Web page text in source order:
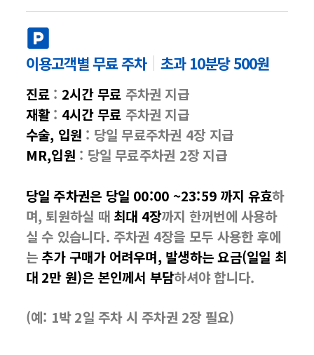
이용고객별 무료 주차 초과 10분당 500원
진료 : 2시간 무료 주차권 지급
재활 : 4시간 무료 주차권 지급
수술, 입원 : 당일 무료주차권 4장 지급
MR,입원 : 당일 무료주차권 2장 지급
당일 주차권은 당일 00:00 ~23:59 까지 유효하
며, 퇴원하실 때 최대 4장까지 한꺼번에 사용하
실 수 있습니다. 주차권 4장을 모두 사용한 후에
는추가 구매가 어려우며, 발생하는 요금(일일 최
대 2만 원)은 본인께서 부담하셔야 합니다.
(예: 1박 2일 주차 시 주차권 2장 필요)